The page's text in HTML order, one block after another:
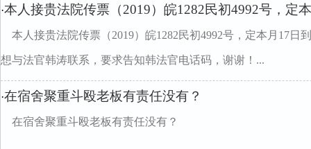
·本人接贵法院传票（2019）皖1282民初4992号，定
本人接贵法院传票（2019）皖1282民初4992号，定本月17日
想与法官韩涛联系，要求告知韩法官电话码，谢谢！...
·在宿舍聚重斗殴老板有责任没有？
在宿舍聚重斗殴老板有责任没有？